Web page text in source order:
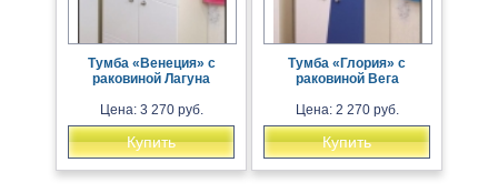
Тумба «Венеция» с
раковиной Лагуна
Цена: 3 270 руб.
Купить
Тумба «Глория» с
раковиной Вега
Цена: 2 270 руб.
Купить